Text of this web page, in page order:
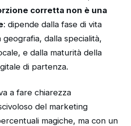
corretta non è una
: dipende dalla fase di vita
dalla specialità,
e dalla maturità della
di partenza.
a fare chiarezza
del marketing
magiche, ma con un